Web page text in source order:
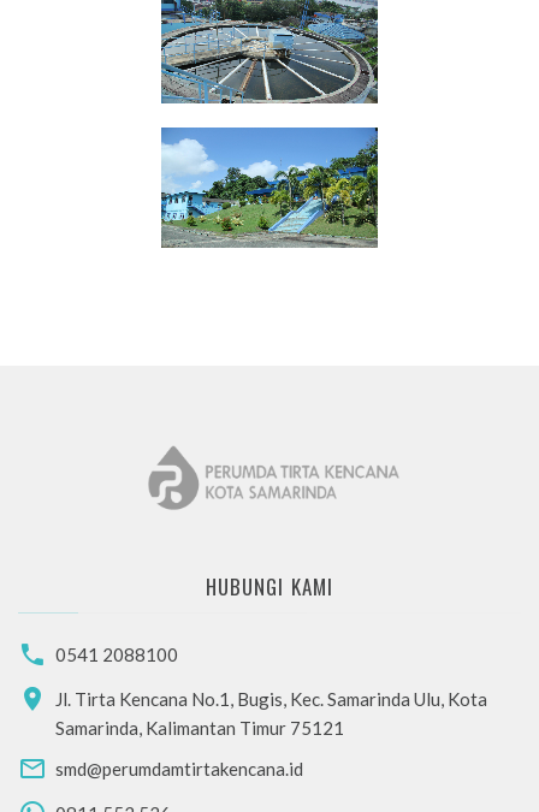
HUBUNGI KAMI
0541 2088100
Jl. Tirta Kencana No.1, Bugis, Kec. Samarinda Ulu, Kota
Samarinda, Kalimantan Timur 75121
smd@perumdamtirtakencana.id